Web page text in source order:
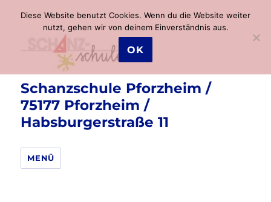
Schanzschule Pforzheim /
75177 Pforzheim /
Habsburgerstraße 11
MENÜ
Diese Website benutzt Cookies. Wenn du die Website weiter
nutzt, gehen wir von deinem Einverständnis aus.
OK